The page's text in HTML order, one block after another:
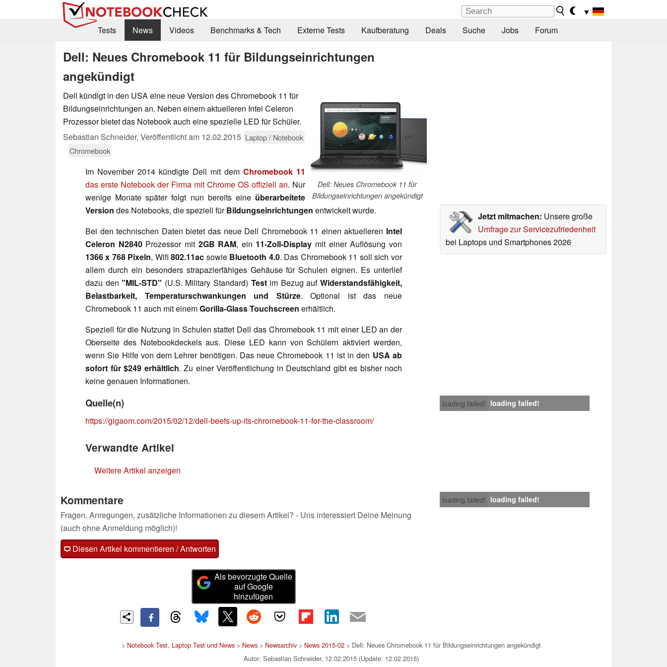
▼
Tests
News Videos Benchmarks & Tech Externe Tests Kaufberatung Deals Suche Jobs Forum
Dell: Neues Chromebook 11 für Bildungseinrichtungen
angekündigt
Dell: Neues Chromebook 11 für
Bildungseinrichtungen angekündigt
Dell kündigt in den USA eine neue Version des Chromebook 11 für
Bildungseinrichtungen an. Neben einem aktuelleren Intel Celeron
Prozessor bietet das Notebook auch eine spezielle LED für Schüler.
Sebastian Schneider, Veröffentlicht am 12.02.2015 Laptop / Notebook
Chromebook
Jetzt mitmachen: Unsere große
Umfrage zur Servicezufriedenheit
bei Laptops und Smartphones 2026
Im November 2014 kündigte Dell mit dem Chromebook 11
das erste Notebook der Firma mit Chrome OS offiziell an. Nur
wenige Monate später folgt nun bereits eine überarbeitete
Version des Notebooks, die speziell fürBildungseinrichtungen entwickelt wurde.
Bei den technischen Daten bietet das neue Dell Chromebook 11 einen aktuelleren Intel
Celeron N2840Prozessor mit 2GB RAM, ein 11-Zoll-Display mit einer Auflösung von
1366 x 768 Pixeln, Wifi802.11ac sowie Bluetooth 4.0. Das Chromebook 11 soll sich vor
allem durch ein besonders strapazierfähiges Gehäuse für Schulen eignen. Es unterlief
dazu den"MIL-STD" (U.S. Military Standard) Testim Bezug aufWiderstandsfähigkeit,
Belastbarkeit, Temperaturschwankungen und Stürze. Optional ist das neue
Chromebook 11 auch mit einemGorilla-Glass Touchscreen erhältlich.
Speziell für die Nutzung in Schulen stattet Dell das Chromebook 11 mit einer LED an der
Oberseite des Notebookdeckels aus. Diese LED kann von Schülern aktiviert werden,
wenn Sie Hilfe von dem Lehrer benötigen. Das neue Chromebook 11 ist in den USA ab
sofort für $249 erhältlich. Zu einer Veröffentlichung in Deutschland gibt es bisher noch
keine genauen Informationen.
loading failed! loading failed!
Quelle(n)
https://gigaom.com/2015/02/12/dell-beefs-up-its-chromebook-11-for-the-classroom/
Verwandte Artikel
Weitere Artikel anzeigen
loading failed! loading failed!
Kommentare
Fragen, Anregungen, zusätzliche Informationen zu diesem Artikel? - Uns interessiert Deine Meinung
(auch ohne Anmeldung möglich)!
Diesen Artikel kommentieren / Antworten
Als bevorzugte Quelle
auf Google
hinzufügen
> Notebook Test, Laptop Test und News> News> Newsarchiv> News 2015-02> Dell: Neues Chromebook 11 für Bildungseinrichtungen angekündigt
Autor: Sebastian Schneider, 12.02.2015 (Update: 12.02.2015)